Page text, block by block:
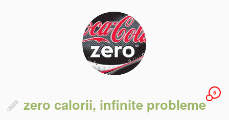
zero calorii, infinite probleme
5